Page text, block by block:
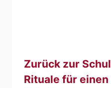
Zurück zur
Rituale für